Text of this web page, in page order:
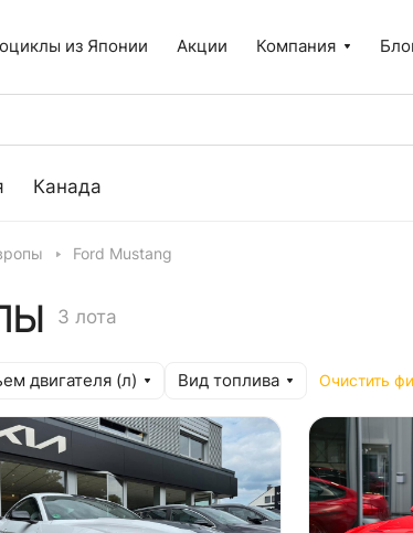
из Японии Акции Компания
Канада
Ford Mustang
3 лота
двигателя (л) Вид топлива Очистить